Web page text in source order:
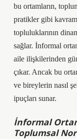
bu ortamların,
pratikler gibi
topluluklarının
sağlar. İnformal
aile ilişkilerinden
çıkar. Ancak bu
ve bireylerin nasıl
ipuçları sunar.
İnformal
Toplumsal